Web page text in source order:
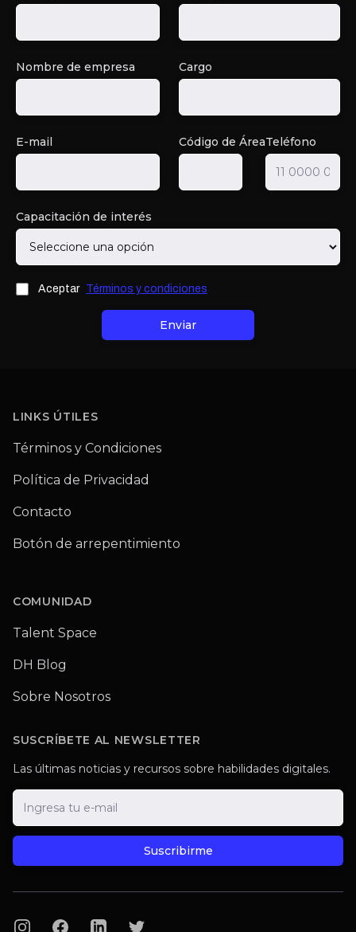
Nombre de empresa Cargo
E-mail Código de ÁreaTeléfono
Capacitación de interés
Aceptar Aceptar
Términos y condiciones
Enviar
LINKS ÚTILES
Términos y Condiciones
Política de Privacidad
Contacto
Botón de arrepentimiento
COMUNIDAD
Talent Space
DH Blog
Sobre Nosotros
SUSCRÍBETE AL NEWSLETTER
Las últimas noticias y recursos sobre habilidades digitales.
E-mail
Suscribirme
InstagramFacebookLinkedInTwitter